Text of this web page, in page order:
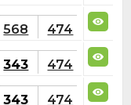
568 474
343 474
343 474